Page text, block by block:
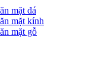
mặt đá
mặt kính
mặt gỗ